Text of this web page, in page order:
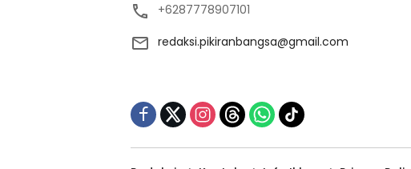
+6287778907101
redaksi.pikiranbangsa@gmail.com